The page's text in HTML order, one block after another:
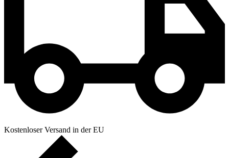
Kostenloser Versand in der EU